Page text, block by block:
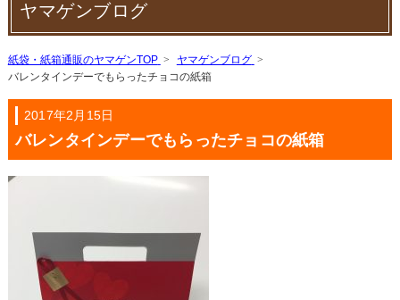
ヤマゲンブログ
紙袋・紙箱通販のヤマゲンTOP
ヤマゲンブログ
バレンタインデーでもらったチョコの紙箱
2017年2月15日
バレンタインデーでもらったチョコの紙箱